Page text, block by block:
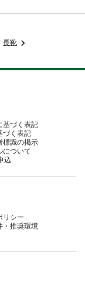
長靴
基づく表記
づく表記
標識の掲示
について
込
リシー
・推奨環境